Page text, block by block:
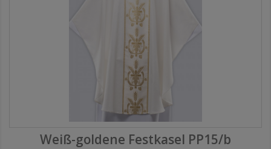
Weiß-goldene Festkasel PP15/b